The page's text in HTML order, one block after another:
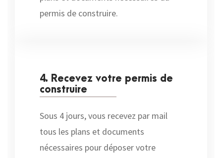
permis de construire.
4. Recevez votre permis de
construire
Sous 4 jours, vous recevez par mail
tous les plans et documents
nécessaires pour déposer votre